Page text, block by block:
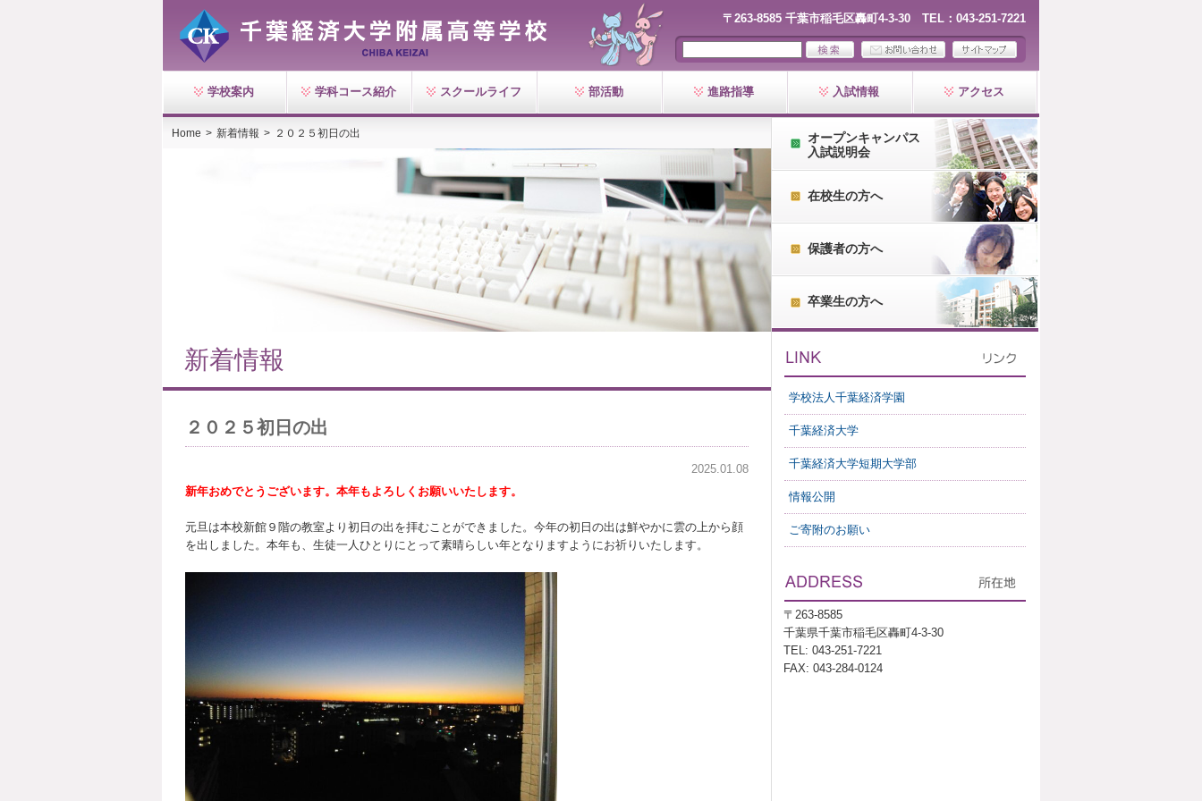
〒263-8585 千葉市稲毛区轟町4-3-30 TEL：043-251-7221
学校案内 学科コース紹介 スクールライフ 部活動 進路指導 入試情報 アクセス
Home > 新着情報 > ２０２５初日の出
オープンキャンパス
入試説明会
在校生の方へ
保護者の方へ
卒業生の方へ
新着情報
２０２５初日の出
2025.01.08
新年おめでとうございます。本年もよろしくお願いいたします。
元旦は本校新館９階の教室より初日の出を拝むことができました。今年の初日の出は鮮やかに雲の上から顔
を出しました。本年も、生徒一人ひとりにとって素晴らしい年となりますようにお祈りいたします。
学校法人千葉経済学園
千葉経済大学
千葉経済大学短期大学部
情報公開
ご寄附のお願い
〒263-8585
千葉県千葉市稲毛区轟町4-3-30
TEL: 043-251-7221
FAX: 043-284-0124